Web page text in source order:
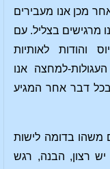
מכן אנו מעבירים
מרגישים בצליל. עם
והודות לאותיות
למחצה אנו
בכל דבר אחר המגיע
משהו בדומה לישות
יש רצון, הבנה, רגש